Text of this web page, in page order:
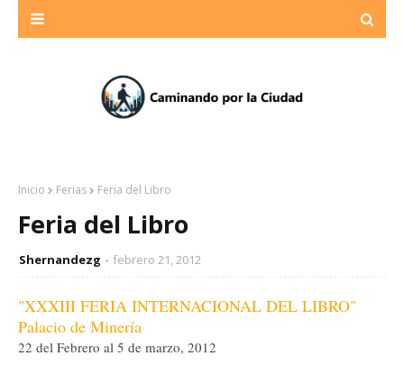
Inicio Ferias Feria del Libro
Feria del Libro
Shernandezg febrero 21, 2012
"XXXIII FERIA INTERNACIONAL DEL LIBRO"
Palacio de Minería
22 del Febrero al 5 de marzo, 2012